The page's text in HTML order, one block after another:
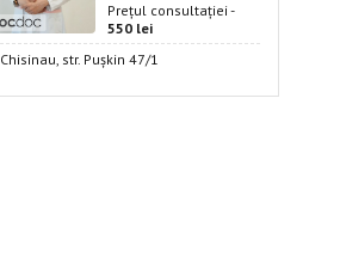
Prețul consultației -
550 lei
Chisinau, str. Pușkin 47/1